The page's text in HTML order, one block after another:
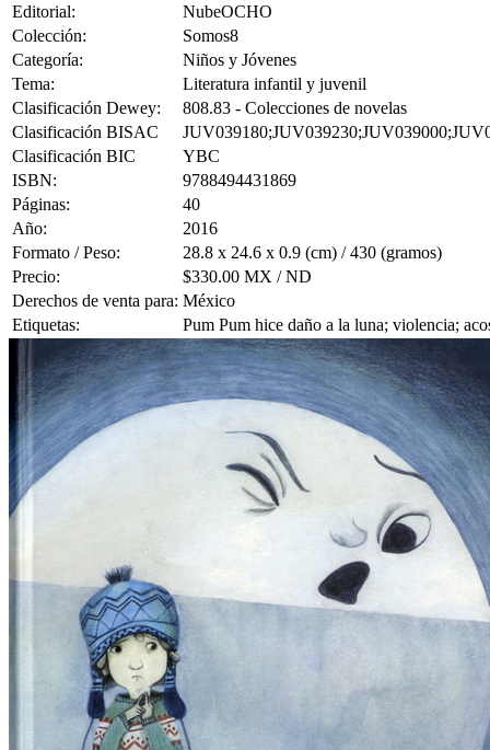
Editorial:
NubeOCHO
Colección:
Somos8
Categoría:
Niños y Jóvenes
Tema:
Literatura infantil y juvenil
Clasificación Dewey:
808.83 - Colecciones de novelas
Clasificación BISAC
Clasificación BIC
YBC
ISBN:
9788494431869
Páginas:
40
Año:
2016
Formato / Peso:
28.8 x 24.6 x 0.9 (cm) / 430 (gramos)
Precio:
$330.00 MX / ND
Derechos de venta para: México
Etiquetas:
Pum Pum hice daño a la luna; violencia;